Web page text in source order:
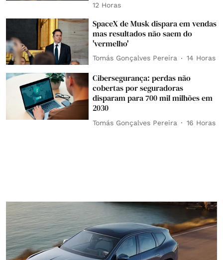
12 Horas
SpaceX de Musk dispara em vendas
mas resultados não saem do
'vermelho'
Tomás Gonçalves Pereira 14 Horas
Cibersegurança: perdas não
cobertas por seguradoras
disparam para 700 mil milhões em
2030
Tomás Gonçalves Pereira 16 Horas